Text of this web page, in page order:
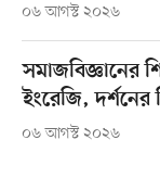
০৬ আগস্ট ২০২৬
সমাজবিজ্ঞানের
ইংরেজি, দর্শনের
০৬ আগস্ট ২০২৬